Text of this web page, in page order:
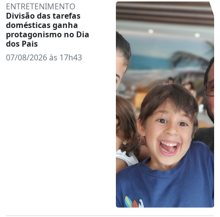
ENTRETENIMENTO
Divisão das tarefas
domésticas ganha
protagonismo no Dia
dos Pais
07/08/2026 às 17h43